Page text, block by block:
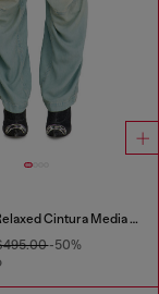
Vaqueros Relaxed Cintura Media D-Pari
-50%